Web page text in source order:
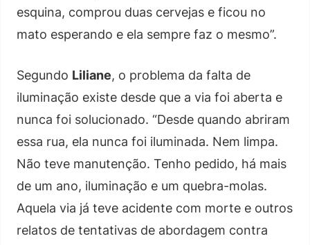
esquina, comprou duas cervejas e ficou no
mato esperando e ela sempre faz o mesmo”.
Segundo Liliane, o problema da falta de
iluminação existe desde que a via foi aberta e
nunca foi solucionado. “Desde quando abriram
essa rua, ela nunca foi iluminada. Nem limpa.
Não teve manutenção. Tenho pedido, há mais
de um ano, iluminação e um quebra-molas.
Aquela via já teve acidente com morte e outros
relatos de tentativas de abordagem contra